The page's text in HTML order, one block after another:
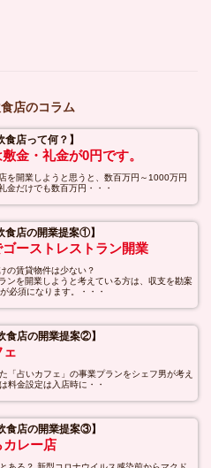
店のコラム
食店って何？】
金・礼金が0円です。
を開業しようと思うと、数百万円～1000万円
金だけでも数百万円・・・
食店の開業提案①】
ーストレストラン開業
の賃貸物件は少ない？
ンを開業しようと考えている方は、収支を勘案
必須になります。・・・
食店の開業提案②】
ェ
「占いカフェ」の事業プランをシェフ男が考え
料金設定は入店時に・・
食店の開業提案③】
カレー店